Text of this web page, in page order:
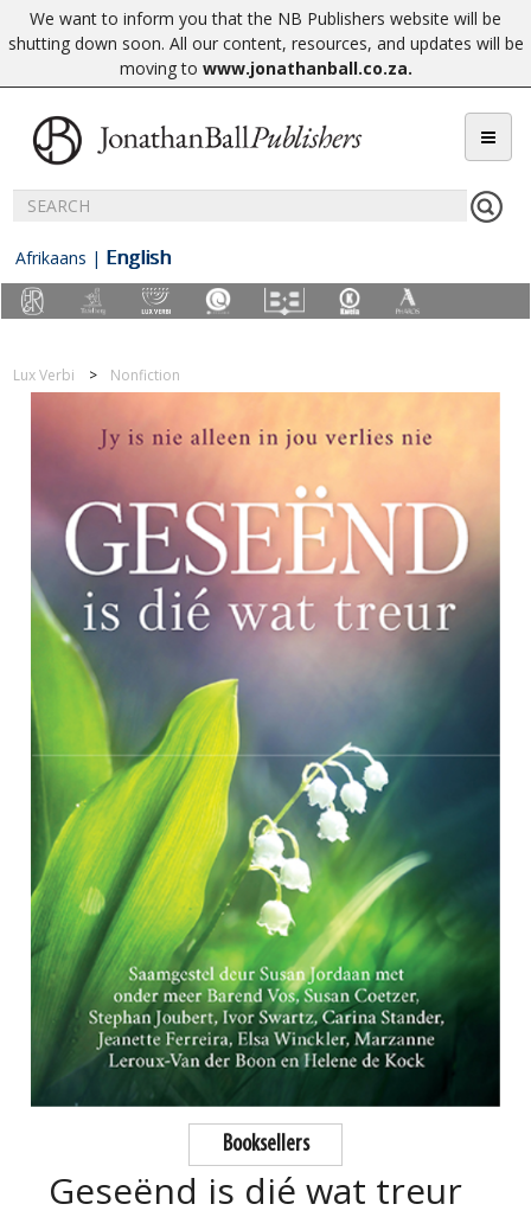
We want to inform you that the NB Publishers website will be
shutting down soon. All our content, resources, and updates will be
moving to www.jonathanball.co.za.
Afrikaans | English
Lux Verbi Nonfiction
Booksellers
Geseënd is dié wat treur